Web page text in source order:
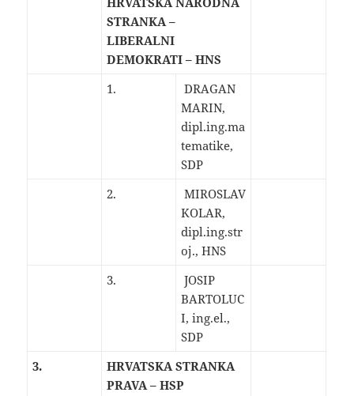
STRANKA –
LIBERALNI
DEMOKRATI – HNS
1.
DRAGAN
MARIN,
dipl.ing.ma
tematike,
SDP
2.
MIROSLAV
KOLAR,
dipl.ing.str
oj., HNS
3.
JOSIP
BARTOLUC
I, ing.el.,
SDP
3.
HRVATSKA STRANKA
PRAVA – HSP